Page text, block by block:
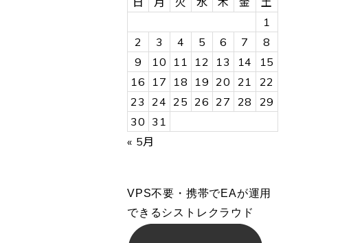
1
2
3 4 5 6 7
8
9
10 11 12 13 14
15
16
17 18 19 20 21
22
23
24 25 26 27 28
29
30 31
« 5月
VPS不要・携帯でEAが運用
できるシストレクラウド